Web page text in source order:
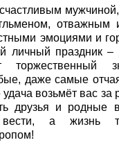
отважным
эмоциями и
личный праздник
даже самые
возьмёт вас за
друзья и родные
а жизнь